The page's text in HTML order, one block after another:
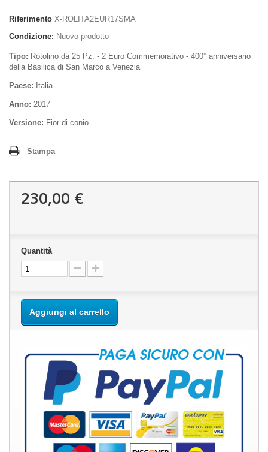
Riferimento X-ROLITA2EUR17SMA
Condizione: Nuovo prodotto
Tipo: Rotolino da 25 Pz. - 2 Euro Commemorativo - 400° anniversario
della Basilica di San Marco a Venezia
Paese: Italia
Anno: 2017
Versione: Fior di conio
Stampa
230,00 €
Quantità
Aggiungi al carrello